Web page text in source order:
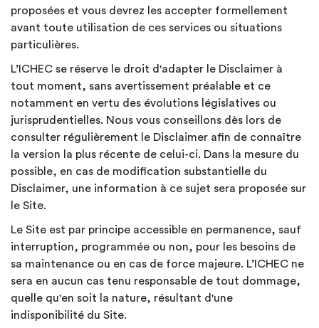
proposées et vous devrez les accepter formellement
avant toute utilisation de ces services ou situations
particulières.
L’ICHEC se réserve le droit d'adapter le Disclaimer à
tout moment, sans avertissement préalable et ce
notamment en vertu des évolutions législatives ou
jurisprudentielles. Nous vous conseillons dès lors de
consulter régulièrement le Disclaimer afin de connaître
la version la plus récente de celui-ci. Dans la mesure du
possible, en cas de modification substantielle du
Disclaimer, une information à ce sujet sera proposée sur
le Site.
Le Site est par principe accessible en permanence, sauf
interruption, programmée ou non, pour les besoins de
sa maintenance ou en cas de force majeure. L’ICHEC ne
sera en aucun cas tenu responsable de tout dommage,
quelle qu'en soit la nature, résultant d'une
indisponibilité du Site.